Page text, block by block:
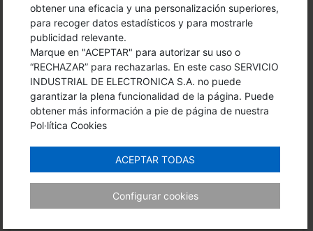
PANTALLAS Y PC INDUSTRIAL
Quan l’operari ho entén, tot funciona millor. Aquestes
pantalles i PCs estan pensats per visualitzar,
supervisar i connectar sense embolics tècnics.
Claredat, resistència i fiabilitat per a entorns
obtener una eficacia y una personalización superiores,
para recoger datos estadísticos y para mostrarle
publicidad relevante.
Marque en "ACEPTAR" para autorizar su uso o
“RECHAZAR” para rechazarlas. En este caso SERVICIO
INDUSTRIAL DE ELECTRONICA S.A. no puede
garantizar la plena funcionalidad de la página. Puede
obtener más información a pie de página de nuestra
Pol·lítica Cookies
ACEPTAR TODAS
Configurar cookies